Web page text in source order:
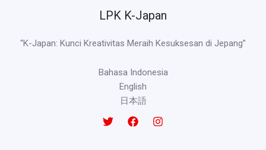
LPK K-Japan
“K-Japan: Kunci Kreativitas Meraih Kesuksesan di Jepang”
Bahasa Indonesia
English
日本語